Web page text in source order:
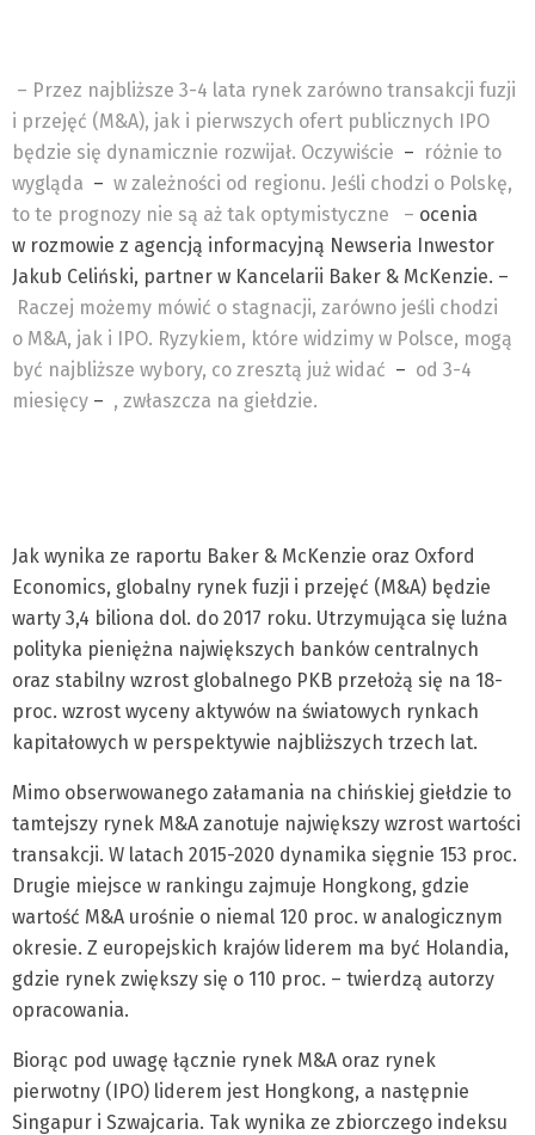
– Przez najbliższe 3-4 lata rynek zarówno transakcji fuzji
i przejęć (M&A), jak i pierwszych ofert publicznych IPO
będzie się dynamicznie rozwijał. Oczywiście – różnie to
wygląda – w zależności od regionu. Jeśli chodzi o Polskę,
to te prognozy nie są aż tak optymistyczne
– ocenia
w rozmowie z agencją informacyjną Newseria Inwestor
Jakub Celiński, partner w Kancelarii Baker & McKenzie. –
Raczej możemy mówić o stagnacji, zarówno jeśli chodzi
o M&A, jak i IPO. Ryzykiem, które widzimy w Polsce, mogą
być najbliższe wybory, co zresztą już widać – od 3-4
miesięcy – , zwłaszcza na giełdzie.
Jak wynika ze raportu Baker & McKenzie oraz Oxford
Economics, globalny rynek fuzji i przejęć (M&A) będzie
warty 3,4 biliona dol. do 2017 roku. Utrzymująca się luźna
polityka pieniężna największych banków centralnych
oraz stabilny wzrost globalnego PKB przełożą się na 18-
proc. wzrost wyceny aktywów na światowych rynkach
kapitałowych w perspektywie najbliższych trzech lat.
Mimo obserwowanego załamania na chińskiej giełdzie to
tamtejszy rynek M&A zanotuje największy wzrost wartości
transakcji. W latach 2015-2020 dynamika sięgnie 153 proc.
Drugie miejsce w rankingu zajmuje Hongkong, gdzie
wartość M&A urośnie o niemal 120 proc. w analogicznym
okresie. Z europejskich krajów liderem ma być Holandia,
gdzie rynek zwiększy się o 110 proc. – twierdzą autorzy
opracowania.
Biorąc pod uwagę łącznie rynek M&A oraz rynek
pierwotny (IPO) liderem jest Hongkong, a następnie
Singapur i Szwajcaria. Tak wynika ze zbiorczego indeksu